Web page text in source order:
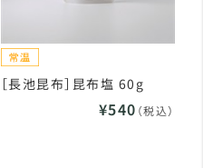
［長池昆布］昆布塩 60g
¥540 （税込）